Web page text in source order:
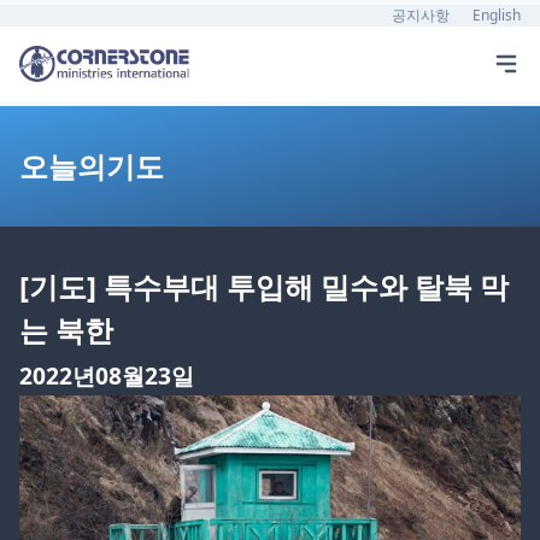
공지사항 English
오늘의기도
[기도] 특수부대 투입해 밀수와 탈북 막
는 북한
2022년08월23일